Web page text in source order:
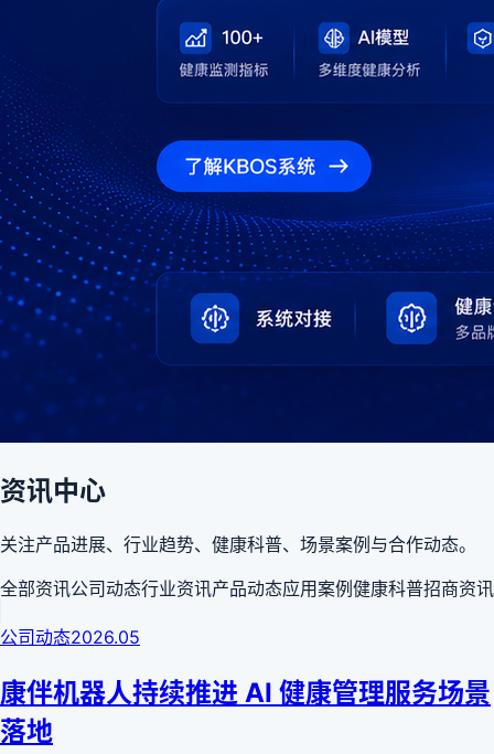
资讯中心
关注产品进展、行业趋势、健康科普、场景案例与合作动态。
全部资讯公司动态行业资讯产品动态应用案例健康科普招商资讯
公司动态2026.05
康伴机器人持续推进 AI 健康管理服务场景
落地